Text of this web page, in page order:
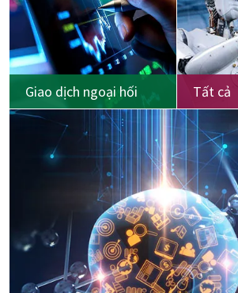
Giao dịch ngoại hối Tất cả